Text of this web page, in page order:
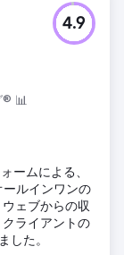
📊
4.9
ームによる、
ールインワンの
ェブからの収
ライアントの
した。